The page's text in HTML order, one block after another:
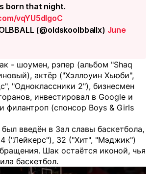
born that night.
vqYU5dIgoC
(@oldskoolbballx) June
- шоумен, рэпер (альбом "Shaq
актёр ("Хэллоуин Хьюби",
"Одноклассники 2"), бизнесмен
инвестировал в Google и
филантроп (спонсор Boys & Girls
введён в Зал славы баскетбола,
("Лейкерс"), 32 ("Хит", "Мэджик")
Шак остаётся иконой, чья
баскетбол.